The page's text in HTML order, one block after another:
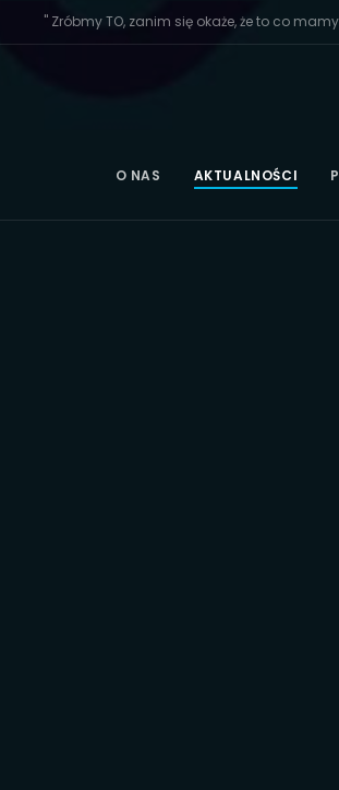
" Zróbmy TO, zanim się okaże, że to co
O NAS AKTUALNOŚCI